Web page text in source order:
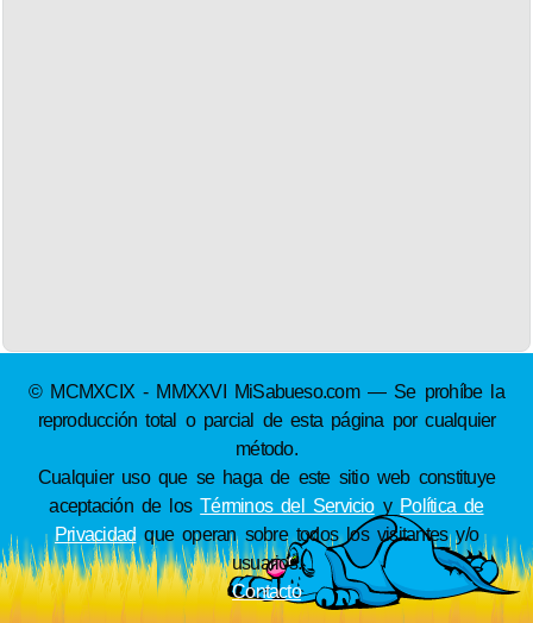
© MCMXCIX - MMXXVI MiSabueso.com — Se prohíbe la
reproducción total o parcial de esta página por cualquier
método.
Cualquier uso que se haga de este sitio web constituye
aceptación de losTérminos del Servicioy Política de
Privacidad que operan sobre todos los visitantes y/o
usuarios.
Contacto